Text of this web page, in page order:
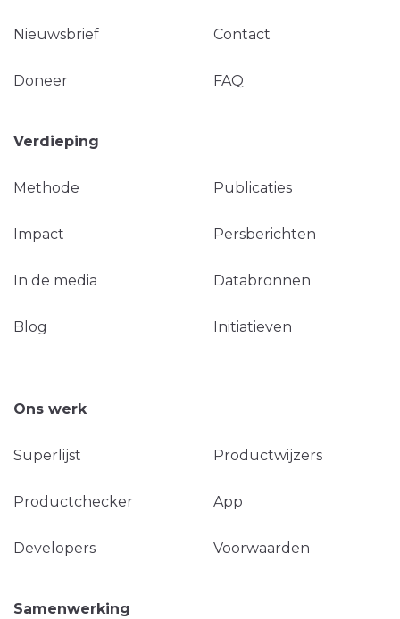
Nieuwsbrief Contact
Doneer FAQ
Verdieping
Methode Publicaties
Impact Persberichten
In de media Databronnen
Blog Initiatieven
Ons werk
Superlijst Productwijzers
Productchecker App
Developers Voorwaarden
Samenwerking